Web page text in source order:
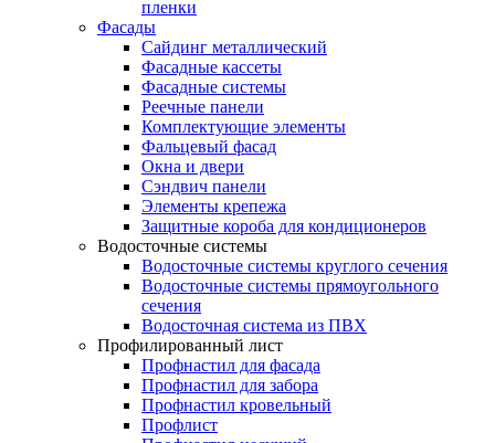
пленки
Фасады
Сайдинг металлический
Фасадные кассеты
Фасадные системы
Реечные панели
Комплектующие элементы
Фальцевый фасад
Окна и двери
Сэндвич панели
Элементы крепежа
Защитные короба для кондиционеров
Водосточные системы
Водосточные системы круглого сечения
Водосточные системы прямоугольного
сечения
Водосточная система из ПВХ
Профилированный лист
Профнастил для фасада
Профнастил для забора
Профнастил кровельный
Профлист